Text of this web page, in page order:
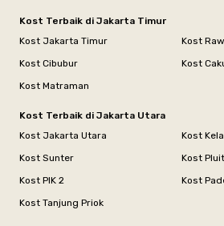
Kost Terbaik di Jakarta Timur
Kost Jakarta Timur
Kost
Kost Cibubur
Kost
Kost Matraman
Kost Terbaik di Jakarta Utara
Kost Jakarta Utara
Kost
Kost Sunter
Kost Pluit
Kost PIK 2
Kost
Kost Tanjung Priok